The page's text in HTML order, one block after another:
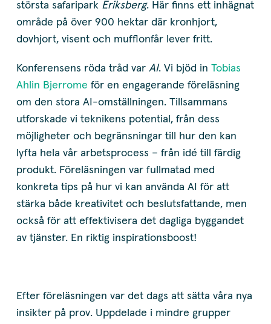
största safaripark Eriksberg. Här finns ett inhägnat
område på över 900 hektar där kronhjort,
dovhjort, visent och mufflonfår lever fritt.
Konferensens röda tråd var AI. Vi bjöd in Tobias
Ahlin Bjerrome för en engagerande föreläsning
om den stora AI-omställningen. Tillsammans
utforskade vi teknikens potential, från dess
möjligheter och begränsningar till hur den kan
lyfta hela vår arbetsprocess – från idé till färdig
produkt. Föreläsningen var fullmatad med
konkreta tips på hur vi kan använda AI för att
stärka både kreativitet och beslutsfattande, men
också för att effektivisera det dagliga byggandet
av tjänster. En riktig inspirationsboost!
Efter föreläsningen var det dags att sätta våra nya
insikter på prov. Uppdelade i mindre grupper